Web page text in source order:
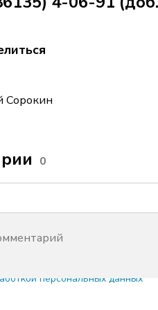
Сорокин
0
персональных данных